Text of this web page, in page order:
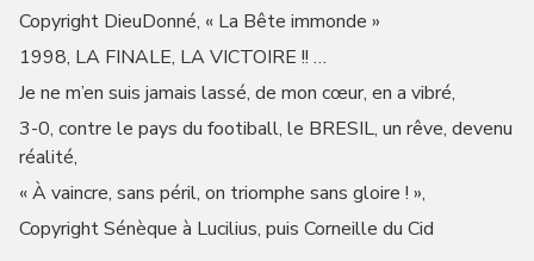
Copyright DieuDonné, « La Bête immonde »
1998, LA FINALE, LA VICTOIRE !! …
Je ne m’en suis jamais lassé, de mon cœur, en a vibré,
3-0, contre le pays du footiball, le BRESIL, un rêve, devenu
réalité,
« À vaincre, sans péril, on triomphe sans gloire ! »,
Copyright Sénèque à Lucilius, puis Corneille du Cid